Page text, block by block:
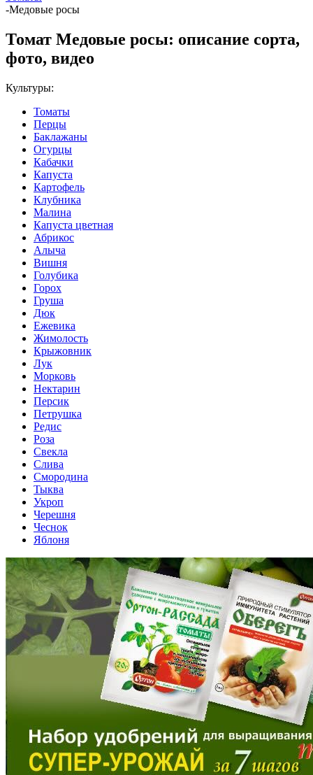
-Медовые росы
Томат Медовые росы: описание сорта,
фото, видео
Культуры:
Томаты
Перцы
Баклажаны
Огурцы
Кабачки
Капуста
Картофель
Клубника
Малина
Капуста цветная
Абрикос
Алыча
Вишня
Голубика
Горох
Груша
Дюк
Ежевика
Жимолость
Крыжовник
Лук
Морковь
Нектарин
Персик
Петрушка
Редис
Роза
Свекла
Слива
Смородина
Тыква
Укроп
Черешня
Чеснок
Яблоня